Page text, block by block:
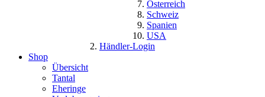
Österreich
Schweiz
Spanien
USA
Händler-Login
Shop
Übersicht
Tantal
Eheringe